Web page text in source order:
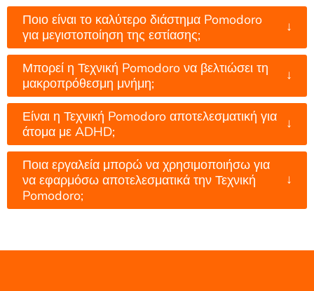
Ποιο είναι το καλύτερο διάστημα Pomodoro
για μεγιστοποίηση της εστίασης;
↓
Μπορεί η Τεχνική Pomodoro να βελτιώσει τη
μακροπρόθεσμη μνήμη;
↓
Είναι η Τεχνική Pomodoro αποτελεσματική για
άτομα με ADHD;
↓
Ποια εργαλεία μπορώ να χρησιμοποιήσω για
να εφαρμόσω αποτελεσματικά την Τεχνική
Pomodoro;
↓